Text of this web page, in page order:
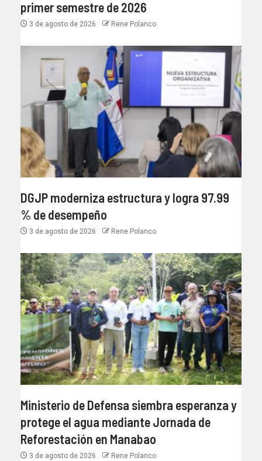
primer semestre de 2026
3 de agosto de 2026 Rene Polanco
DGJP moderniza estructura y logra 97.99
% de desempeño
3 de agosto de 2026 Rene Polanco
Ministerio de Defensa siembra esperanza y
protege el agua mediante Jornada de
Reforestación en Manabao
3 de agosto de 2026 Rene Polanco